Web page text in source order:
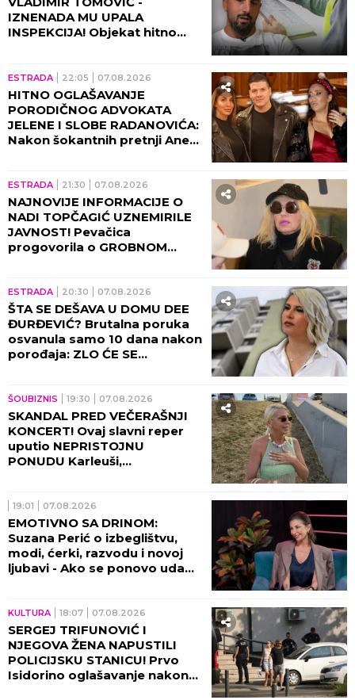
IZNENADA MU UPALA
INSPEKCIJA! Objekat hitno
ESTRADA 22:05 07.08.2026
HITNO OGLAŠAVANJE
PORODIČNOG ADVOKATA
JELENE I SLOBE RADANOVIĆA:
Nakon šokantnih pretnji Ane
ESTRADA 21:30 07.08.2026
NAJNOVIJE INFORMACIJE O
NADI TOPČAGIĆ UZNEMIRILE
JAVNOST! Pevačica
progovorila o GROBNOM
ESTRADA 20:30 07.08.2026
ŠTA SE DEŠAVA U DOMU DEE
ĐURĐEVIĆ? Brutalna poruka
osvanula samo 10 dana nakon
porođaja: ZLO ĆE SE
ŠOUBIZNIS 19:30 07.08.2026
SKANDAL PRED VEČERAŠNJI
KONCERT! Ovaj slavni reper
uputio NEPRISTOJNU
PONUDU Karleuši,
19:01 07.08.2026
EMOTIVNO SA DRINOM:
Suzana Perić o izbeglištvu,
modi, ćerki, razvodu i novoj
ljubavi - Ako se ponovo udam,
KULTURA 18:07 07.08.2026
SERGEJ TRIFUNOVIĆ I
NJEGOVA ŽENA NAPUSTILI
POLICIJSKU STANICU! Prvo
Isidorino oglašavanje nakon